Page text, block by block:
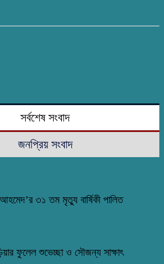
সর্বশেষ সংবাদ
জনপ্রিয় সংবাদ
৩১ তম মৃত্যু বার্ষিকী পালিত
ফুলেল শুভেচ্ছা ও সৌজন্য সাক্ষাৎ